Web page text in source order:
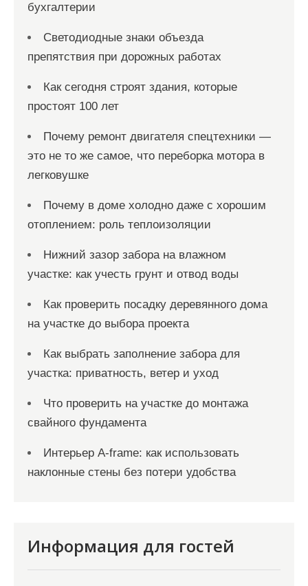
бухгалтерии
Светодиодные знаки объезда
препятствия при дорожных работах
Как сегодня строят здания, которые
простоят 100 лет
Почему ремонт двигателя спецтехники —
это не то же самое, что переборка мотора в
легковушке
Почему в доме холодно даже с хорошим
отоплением: роль теплоизоляции
Нижний зазор забора на влажном
участке: как учесть грунт и отвод воды
Как проверить посадку деревянного дома
на участке до выбора проекта
Как выбрать заполнение забора для
участка: приватность, ветер и уход
Что проверить на участке до монтажа
свайного фундамента
Интерьер A-frame: как использовать
наклонные стены без потери удобства
Информация для гостей